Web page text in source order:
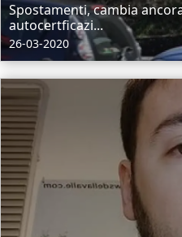
Spostamenti, cambia
autocertficazi...
26-03-2020